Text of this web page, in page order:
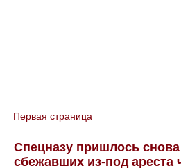
You are here
Первая страница
Спецназу пришлось
сбежавших из-под ареста